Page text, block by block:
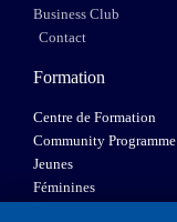
Business Club
Contact
Formation
Centre de Formation
Community Programme
Jeunes
Féminines